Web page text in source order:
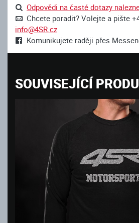
Odpovědi na časté dotazy
Chcete poradit? Volejte a pište
info@4SR.cz
Komunikujete raději přes
SOUVISEJÍCÍ